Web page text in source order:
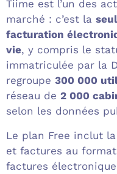
Tiime est l’un des
marché : c’est la
facturation
vie, y compris le
immatriculée par la
regroupe 300 000
réseau de 2 000
selon les données
Le plan Free inclut
et factures au
factures